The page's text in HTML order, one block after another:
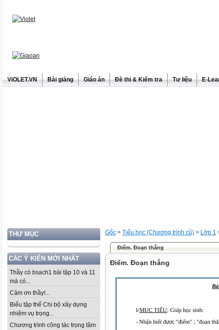
ViOLET.VN Bài giảng Giáo án Đề thi & Kiểm tra Tư liệu E-
THƯ MỤC
CÁC Ý KIẾN MỚI NHẤT
Thầy có bsach1 bài tập 10 và 11
mà có...
Cảm ơn thầy!...
Biểu tập thể Chi bộ xây dựng
nhiệm vụ trọng...
Chương trình công tác trọng tâm
Gốc > Tiểu học (Chương trình cũ) > Lớp 1
Điểm. Đoạn thẳng
Điểm. Đoạn thẳng